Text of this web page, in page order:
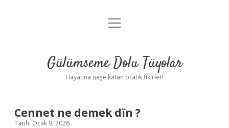
Anasayfa
Yasal Uyarı
menüyü
Gülümseme Dolu Tüyolar
Hayatına neşe katan pratik fikirler!
Cennet ne demek dîn ?
Tarih: Ocak 9, 2026